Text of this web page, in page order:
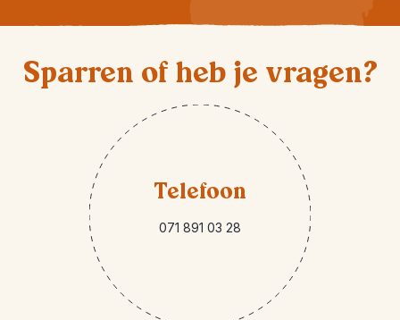
Sparren of heb je vragen?
Telefoon
071 891 03 28